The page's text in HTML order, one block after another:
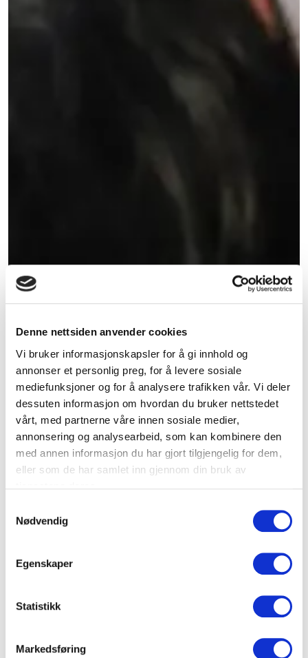
Denne nettsiden anvender cookies
Vi bruker informasjonskapsler for å gi innhold og
annonser et personlig preg, for å levere sosiale
mediefunksjoner og for å analysere trafikken vår. Vi deler
dessuten informasjon om hvordan du bruker nettstedet
vårt, med partnerne våre innen sosiale medier,
annonsering og analysearbeid, som kan kombinere den
med annen informasjon du har gjort tilgjengelig for dem,
eller som de har samlet inn gjennom din bruk av
Nødvendig
Egenskaper
Statistikk
Markedsføring